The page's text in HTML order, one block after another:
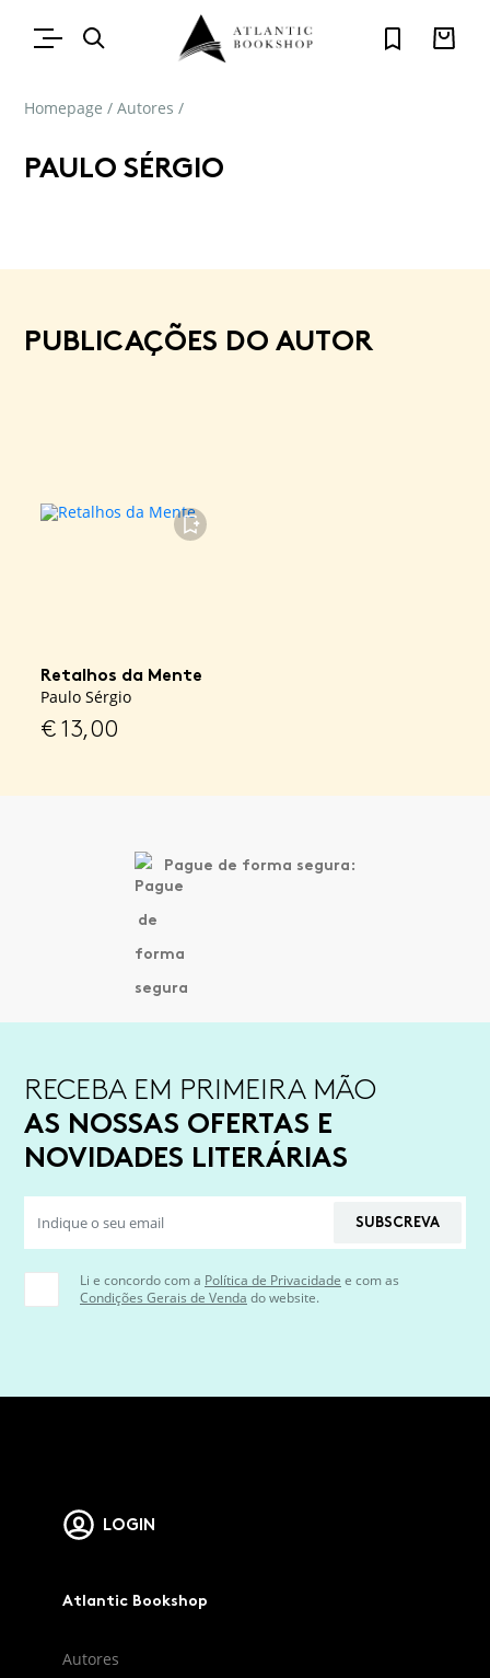
Homepage / Autores /
PAULO SÉRGIO
PUBLICAÇÕES DO AUTOR
FAVORITO
Retalhos da Mente
Paulo Sérgio
€13,00
Pague de forma segura:
RECEBA EM PRIMEIRA MÃO
AS NOSSAS OFERTAS E
NOVIDADES LITERÁRIAS
SUBSCREVA
Li e concordo com a Política de Privacidade e com as
Condições Gerais de Venda do website.
LOGIN
Atlantic Bookshop
Autores